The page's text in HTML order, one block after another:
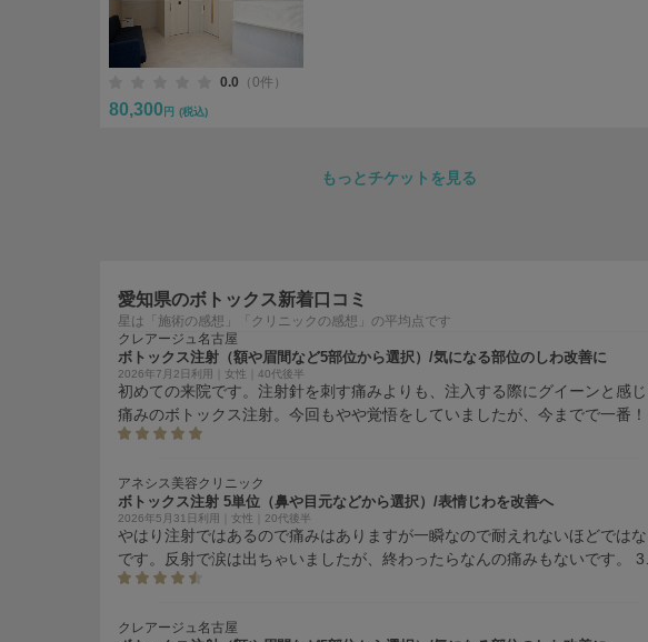
0.0 （0件）
80,300 円 (税込)
もっとチケットを見る
愛知県のボトックス新着口コミ
星は「施術の感想」「クリニックの感想」の平均点です
クレアージュ名古屋
ボトックス注射（額や眉間など5部位から選択）/気になる部位のしわ改善に
2026年7月2日利用｜女性｜40代後半
初めての来院です。注射針を刺す痛みよりも、注入する際にグイーンと感
痛みのボトックス注射。今回もやや覚悟をしていましたが、今までで一番
く痛みを感じませんでした。お冷やしも丁寧でタイミングが絶妙でした！
感激しました。翌日にはカチッときまり、目尻シワなし。とても上手だと
ました。
アネシス美容クリニック
ボトックス注射 5単位（鼻や目元などから選択）/表情じわを改善へ
2026年5月31日利用｜女性｜20代後半
やはり注射ではあるので痛みはありますが一瞬なので耐えれないほどでは
です。反射で涙は出ちゃいましたが、終わったらなんの痛みもないです。 3
後くらいから軽度ですが効果は感じました。 丁寧でスムーズだったので単
クレアージュ名古屋